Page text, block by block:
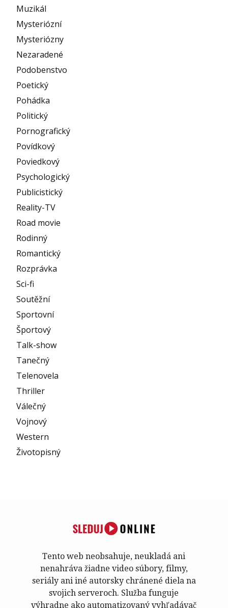
Muzikál
Mysteriózní
Mysteriózny
Nezaradené
Podobenstvo
Poetický
Pohádka
Politický
Pornografický
Povídkový
Poviedkový
Psychologický
Publicistický
Reality-TV
Road movie
Rodinný
Romantický
Rozprávka
Sci-fi
Soutěžní
Sportovní
Športový
Talk-show
Tanečný
Telenovela
Thriller
Válečný
Vojnový
Western
Životopisný
Tento web neobsahuje, neukladá ani
nenahráva žiadne video súbory, filmy,
seriály ani iné autorsky chránené diela na
svojich serveroch. Služba funguje
výhradne ako automatizovaný vyhľadávač